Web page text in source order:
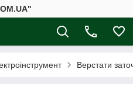
Верстати